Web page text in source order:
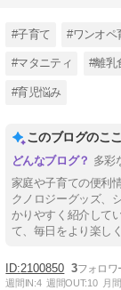
#子育て #ワンオペ
#マタニティ #離乳
#育児悩み
このブログのこ
多彩
家庭や子育ての便利
クノロジーグッズ、
かりやすく紹介して
て、毎日をより楽し
2100850 3
週間IN:4 週間OUT:10 月